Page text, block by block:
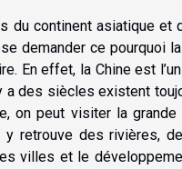
du continent asiatique
demander ce pourquoi
En effet, la Chine est
a des siècles existent
on peut visiter la
y retrouve des rivières,
villes et le